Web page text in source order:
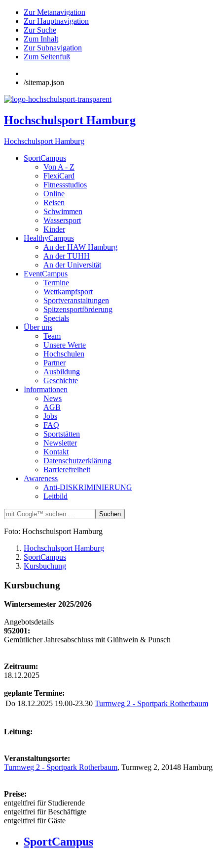
Zur Metanavigation
Zur Hauptnavigation
Zur Suche
Zum Inhalt
Zur Subnavigation
Zum Seitenfuß
/sitemap.json
Hochschulsport Hamburg
Hochschulsport Hamburg
SportCampus
Von A - Z
FlexiCard
Fitnessstudios
Online
Reisen
Schwimmen
Wassersport
Kinder
HealthyCampus
An der HAW Hamburg
An der TUHH
An der Universität
EventCampus
Termine
Wettkampfsport
Sportveranstaltungen
Spitzensportförderung
Specials
Über uns
Team
Unsere Werte
Hochschulen
Partner
Ausbildung
Geschichte
Informationen
News
AGB
Jobs
FAQ
Sportstätten
Newsletter
Kontakt
Datenschutzerklärung
Barrierefreiheit
Awareness
Anti-DISKRIMINIERUNG
Leitbild
Foto: Hochschulsport Hamburg
Hochschulsport Hamburg
SportCampus
Kursbuchung
Kursbuchung
Wintersemester 2025/2026
Angebotsdetails
952001:
Gemütlicher Jahresabschluss mit Glühwein & Punsch
Zeitraum:
18.12.2025
geplante Termine:
Do 18.12.2025 19.00-23.30 Turmweg 2 - Sportpark Rotherbaum
Leitung:
Veranstaltungsorte:
Turmweg 2 - Sportpark Rotherbaum, Turmweg 2, 20148 Hamburg
Preise:
entgeltfrei für Studierende
entgeltfrei für Beschäftigte
entgeltfrei für Gäste
SportCampus